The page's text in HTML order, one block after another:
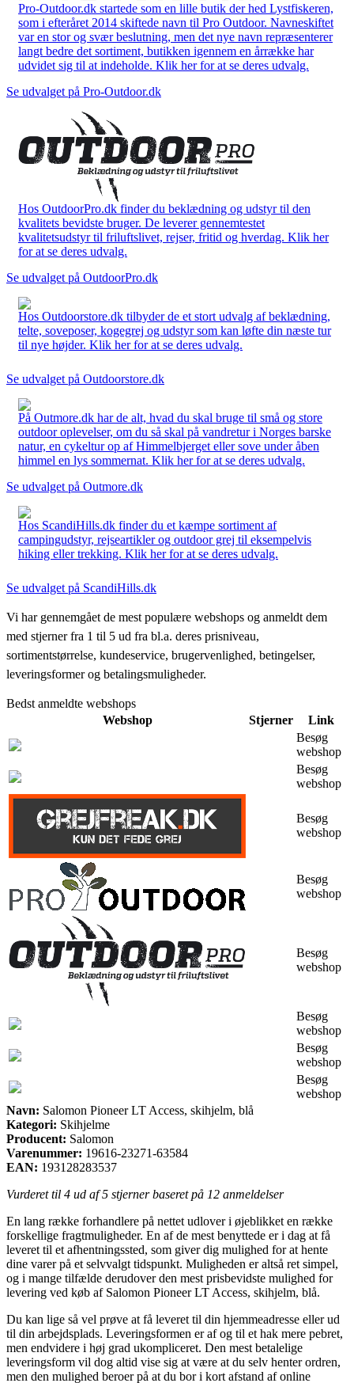
Pro-Outdoor.dk startede som en lille butik der hed Lystfiskeren,
som i efteråret 2014 skiftede navn til Pro Outdoor. Navneskiftet
var en stor og svær beslutning, men det nye navn repræsenterer
langt bedre det sortiment, butikken igennem en årrække har
udvidet sig til at indeholde. Klik her for at se deres udvalg.
Se udvalget på Pro-Outdoor.dk
Hos OutdoorPro.dk finder du beklædning og udstyr til den
kvalitets bevidste bruger. De leverer gennemtestet
kvalitetsudstyr til friluftslivet, rejser, fritid og hverdag. Klik her
for at se deres udvalg.
Se udvalget på OutdoorPro.dk
Hos Outdoorstore.dk tilbyder de et stort udvalg af beklædning,
telte, soveposer, kogegrej og udstyr som kan løfte din næste tur
til nye højder. Klik her for at se deres udvalg.
Se udvalget på Outdoorstore.dk
På Outmore.dk har de alt, hvad du skal bruge til små og store
outdoor oplevelser, om du så skal på vandretur i Norges barske
natur, en cykeltur op af Himmelbjerget eller sove under åben
himmel en lys sommernat. Klik her for at se deres udvalg.
Se udvalget på Outmore.dk
Hos ScandiHills.dk finder du et kæmpe sortiment af
campingudstyr, rejseartikler og outdoor grej til eksempelvis
hiking eller trekking. Klik her for at se deres udvalg.
Se udvalget på ScandiHills.dk
Vi har gennemgået de mest populære webshops og anmeldt dem
med stjerner fra 1 til 5 ud fra bl.a. deres prisniveau,
sortimentstørrelse, kundeservice, brugervenlighed, betingelser,
leveringsformer og betalingsmuligheder.
Bedst anmeldte webshops
Webshop
Stjerner
Link
Besøg
webshop
Besøg
webshop
Besøg
webshop
Besøg
webshop
Besøg
webshop
Besøg
webshop
Besøg
webshop
Besøg
webshop
Navn: Salomon Pioneer LT Access, skihjelm, blå
Kategori: Skihjelme
Producent: Salomon
Varenummer: 19616-23271-63584
EAN: 193128283537
Vurderet til 4 ud af 5 stjerner baseret på 12 anmeldelser
En lang række forhandlere på nettet udlover i øjeblikket en række
forskellige fragtmuligheder. En af de mest benyttede er i dag at få
leveret til et afhentningssted, som giver dig mulighed for at hente
dine varer på et selvvalgt tidspunkt. Muligheden er altså ret simpel,
og i mange tilfælde derudover den mest prisbevidste mulighed for
levering ved køb af Salomon Pioneer LT Access, skihjelm, blå.
Du kan lige så vel prøve at få leveret til din hjemmeadresse eller ud
til din arbejdsplads. Leveringsformen er af og til et hak mere pebret,
men endvidere i høj grad ukompliceret. Den mest betalelige
leveringsform vil dog altid vise sig at være at du selv henter ordren,
men den mulighed beroer på at du bor i kort afstand af online